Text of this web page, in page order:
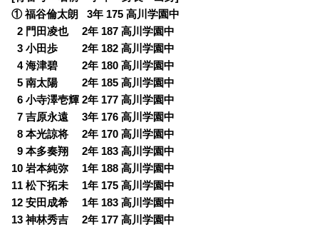
① 福谷倫太朗 3年 175 高川学園中
02 門田凌也 2年 187 高川学園中
03 小田歩 2年 182 高川学園中
04 海津碧 2年 180 高川学園中
05 南太陽 2年 185 高川学園中
06 小寺澤壱輝 2年 177 高川学園中
07 吉原永遠 3年 176 高川学園中
08 本光諒将 2年 170 高川学園中
09 本多奏翔 2年 183 高川学園中
10 岩本純弥 1年 188 高川学園中
11 松下拓未 1年 175 高川学園中
12 安田成希 1年 183 高川学園中
13 神林秀吉 2年 177 高川学園中